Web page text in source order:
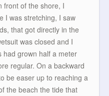
front of the shore, I
I was stretching, I saw
that got directly in the
was closed and I
had grown half a meter
regular. On a backward
be easer up to reaching a
the beach the tide that